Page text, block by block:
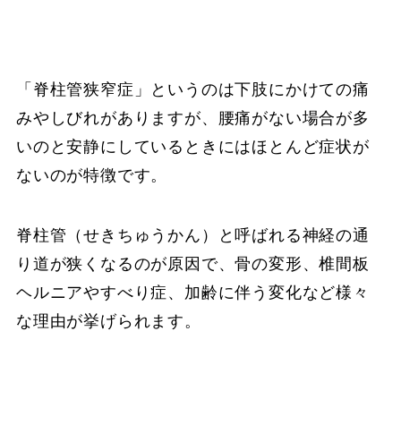
「脊柱管狭窄症」というのは下肢にかけての痛
みやしびれがありますが、腰痛がない場合が多
いのと安静にしているときにはほとんど症状が
ないのが特徴です。
脊柱管（せきちゅうかん）と呼ばれる神経の通
り道が狭くなるのが原因で、骨の変形、椎間板
ヘルニアやすべり症、加齢に伴う変化など様々
な理由が挙げられます。